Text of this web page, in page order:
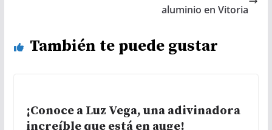
aluminio en Vitoria
También te puede gustar
¡Conoce a Luz Vega, una adivinadora
increíble que está en auge!